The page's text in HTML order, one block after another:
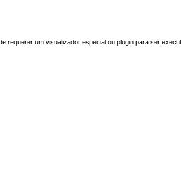
requerer um visualizador especial ou plugin para ser